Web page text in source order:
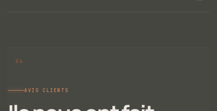
AVIS CLIENTS